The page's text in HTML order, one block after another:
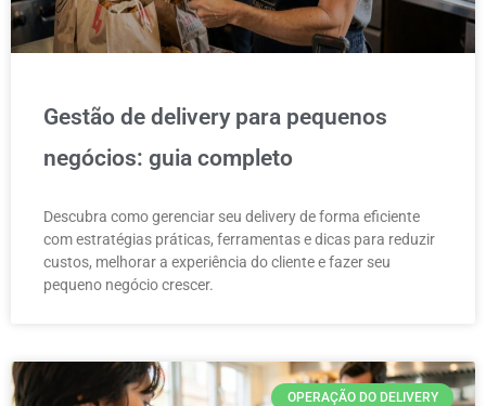
Gestão de delivery para pequenos
negócios: guia completo
Descubra como gerenciar seu delivery de forma eficiente
com estratégias práticas, ferramentas e dicas para reduzir
custos, melhorar a experiência do cliente e fazer seu
pequeno negócio crescer.
OPERAÇÃO DO DELIVERY